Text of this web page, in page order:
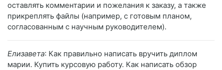
оставлять комментарии и пожелания к заказу, а также
прикреплять файлы (например, с готовым планом,
согласованным с научным руководителем).
Елизавета: Как правильно написать вручить диплом
марии. Купить курсовую работу. Как написать обзор